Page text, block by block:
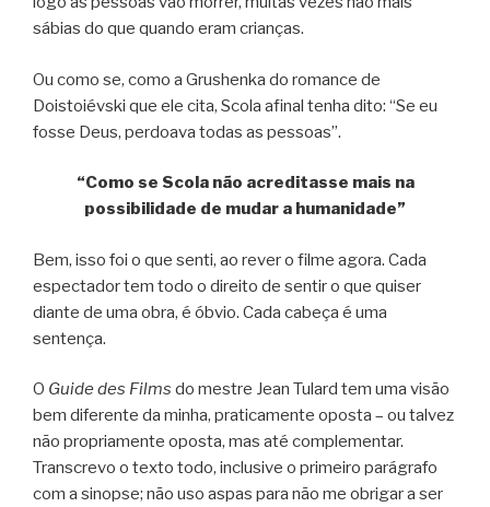
sábias do que quando eram crianças.
Ou como se, como a Grushenka do romance de
Doistoiévski que ele cita, Scola afinal tenha dito: “Se eu
fosse Deus, perdoava todas as pessoas”.
“Como se Scola não acreditasse mais na
possibilidade de mudar a humanidade”
Bem, isso foi o que senti, ao rever o filme agora. Cada
espectador tem todo o direito de sentir o que quiser
diante de uma obra, é óbvio. Cada cabeça é uma
sentença.
O Guide des Films do mestre Jean Tulard tem uma visão
bem diferente da minha, praticamente oposta – ou talvez
não propriamente oposta, mas até complementar.
Transcrevo o texto todo, inclusive o primeiro parágrafo
com a sinopse; não uso aspas para não me obrigar a ser